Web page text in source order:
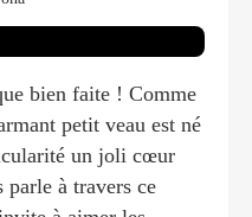
bien faite ! Comme
petit veau est né
un joli cœur
à travers ce